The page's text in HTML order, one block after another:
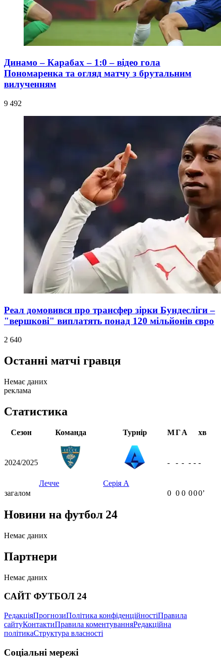
Динамо – Карабах – 1:0 – відео гола
Пономаренка та огляд матчу з брутальним
вилученням
9 492
Реал домовився про трансфер зірки Бундесліги –
"вершкові" виплатять понад 120 мільйонів євро
2 640
Останні матчі гравця
Немає даних
реклама
Статистика
Сезон Команда Турнір МГА хв
2024/2025
Лечче Серія А
- - - - - -
загалом 0 0 0 000ʼ
Новини на футбол 24
Немає даних
Партнери
Немає даних
САЙТ ФУТБОЛ 24
РедакціяПрогнозиПолітика конфіденційностіПравила
сайтуКонтактиПравила коментуванняРедакційна
політикаСтруктура власності
Соціальні мережі